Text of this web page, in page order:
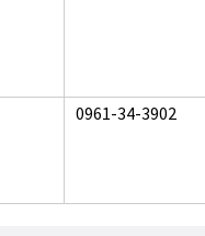
0961-34-3902